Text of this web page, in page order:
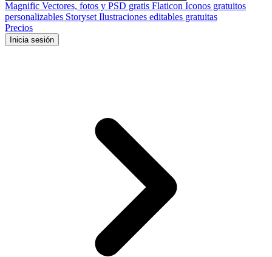
Magnific Vectores, fotos y PSD gratis Flaticon Iconos gratuitos
personalizables Storyset Ilustraciones editables gratuitas
Precios
Inicia sesión